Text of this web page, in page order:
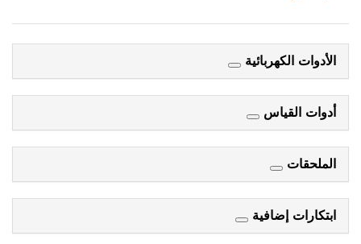
الأدوات الكهربائية
أدوات القياس
الملحقات
ابتكارات إضافية